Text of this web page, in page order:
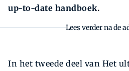
up-to-date handboek.
Lees verder na de
In het tweede deel van Het